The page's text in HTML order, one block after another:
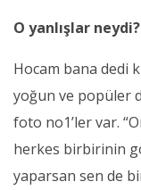
O yanlışlar neydi?
Hocam bana dedi
yoğun ve popüler
foto no1’ler var.
herkes birbirinin
yaparsan sen de